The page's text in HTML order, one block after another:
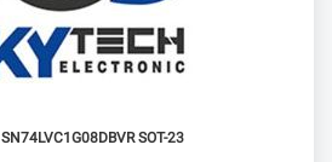
SN74LVC1G08DBVR SOT-23 گیت AND